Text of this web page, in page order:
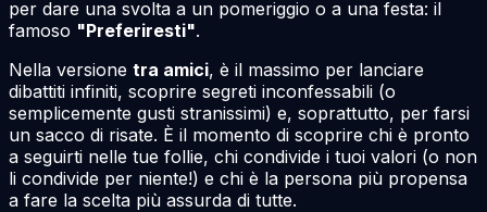
per dare una svolta a un pomeriggio o a una festa: il
famoso "Preferiresti".
Nella versione tra amici, è il massimo per lanciare
dibattiti infiniti, scoprire segreti inconfessabili (o
semplicemente gusti stranissimi) e, soprattutto, per farsi
un sacco di risate. È il momento di scoprire chi è pronto
a seguirti nelle tue follie, chi condivide i tuoi valori (o non
li condivide per niente!) e chi è la persona più propensa
a fare la scelta più assurda di tutte.